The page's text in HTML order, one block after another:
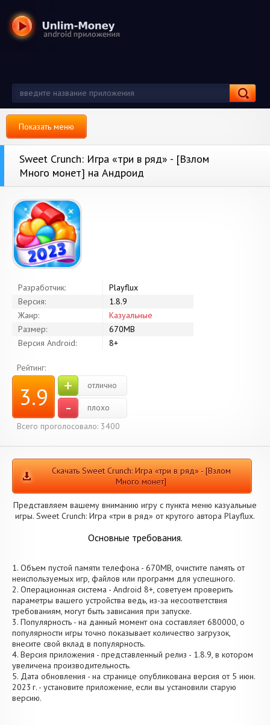
Показать меню
Sweet Crunch: Игра «три в ряд» - [Взлом
Много монет] на Андроид
Разработчик:
Playflux
Версия:
1.8.9
Жанр:
Казуальные
Размер:
670MB
Версия Android:
8+
Рейтинг:
3.9 + отлично
-
плохо
Всего проголосовало: 3400
Скачать Sweet Crunch: Игра «три в ряд» - [Взлом
Много монет]
Представляем вашему вниманию игру с пункта меню казуальные
игры. Sweet Crunch: Игра «три в ряд» от крутого автора Playflux.
Основные требования.
1. Объем пустой памяти телефона - 670MB, очистите память от
неиспользуемых игр, файлов или программ для успешного.
2. Операционная система - Android 8+, советуем проверить
параметры вашего устройства ведь, из-за несоответствия
требованиям, могут быть зависания при запуске.
3. Популярность - на данный момент она составляет 680000, о
популярности игры точно показывает количество загрузок,
внесите свой вклад в популярность.
4. Версия приложения - представленный релиз - 1.8.9, в котором
увеличена производительность.
5. Дата обновления - на странице опубликована версия от 5 июн.
2023 г. - установите приложение, если вы установили старую
версию.